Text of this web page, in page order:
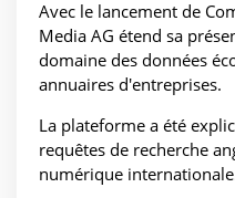
Avec le lancement de
Media AG étend sa
domaine des données
annuaires d'entreprises.
La plateforme a été
requêtes de recherche
numérique